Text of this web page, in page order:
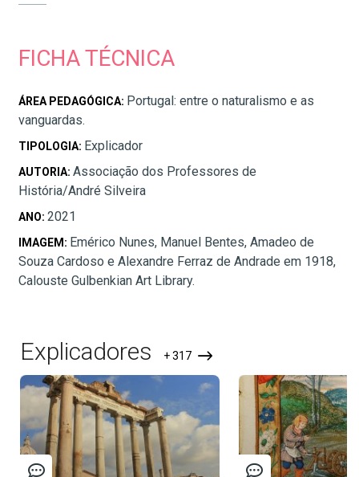
FICHA TÉCNICA
ÁREA PEDAGÓGICA: Portugal: entre o naturalismo e as
vanguardas.
TIPOLOGIA: Explicador
AUTORIA: Associação dos Professores de
História/André Silveira
ANO: 2021
IMAGEM: Emérico Nunes, Manuel Bentes, Amadeo de
Souza Cardoso e Alexandre Ferraz de Andrade em 1918,
Calouste Gulbenkian Art Library.
Explicadores + 317